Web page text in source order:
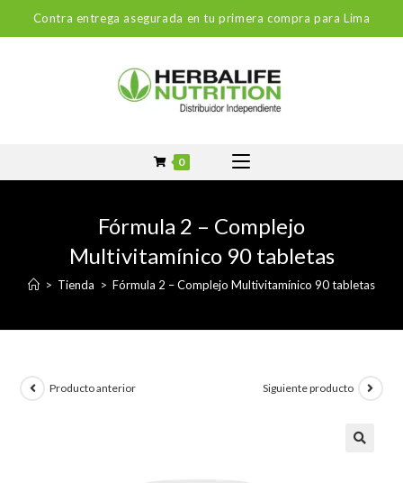
Contra entrega asegurada en tu primera compra para Lima
0
Fórmula 2 – Complejo
Multivitamínico 90 tabletas
> Tienda > Fórmula 2 – Complejo Multivitamínico 90 tabletas
Producto anterior Siguiente producto